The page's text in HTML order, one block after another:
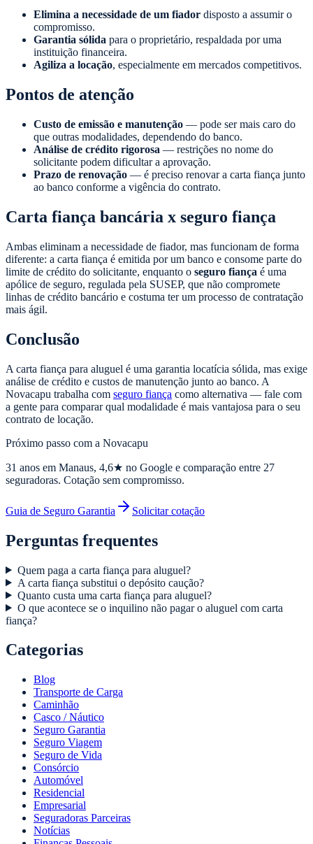
Elimina a necessidade de um fiador disposto a assumir o
compromisso.
Garantia sólida para o proprietário, respaldada por uma
instituição financeira.
Agiliza a locação, especialmente em mercados competitivos.
Pontos de atenção
Custo de emissão e manutenção — pode ser mais caro do
que outras modalidades, dependendo do banco.
Análise de crédito rigorosa — restrições no nome do
solicitante podem dificultar a aprovação.
Prazo de renovação — é preciso renovar a carta fiança junto
ao banco conforme a vigência do contrato.
Carta fiança bancária x seguro fiança
Ambas eliminam a necessidade de fiador, mas funcionam de forma
diferente: a carta fiança é emitida por um banco e consome parte do
limite de crédito do solicitante, enquanto o seguro fiança é uma
apólice de seguro, regulada pela SUSEP, que não compromete
linhas de crédito bancário e costuma ter um processo de contratação
mais ágil.
Conclusão
A carta fiança para aluguel é uma garantia locatícia sólida, mas exige
análise de crédito e custos de manutenção junto ao banco. A
Novacapu trabalha com seguro fiança como alternativa — fale com
a gente para comparar qual modalidade é mais vantajosa para o seu
contrato de locação.
Próximo passo com a Novacapu
31 anos em Manaus, 4,6★ no Google e comparação entre 27
seguradoras. Cotação sem compromisso.
Guia de Seguro Garantia Solicitar cotação
Perguntas frequentes
Quem paga a carta fiança para aluguel?
A carta fiança substitui o depósito caução?
Quanto custa uma carta fiança para aluguel?
O que acontece se o inquilino não pagar o aluguel com carta
fiança?
Categorias
Blog
Transporte de Carga
Caminhão
Casco / Náutico
Seguro Garantia
Seguro Viagem
Seguro de Vida
Consórcio
Automóvel
Residencial
Empresarial
Seguradoras Parceiras
Notícias